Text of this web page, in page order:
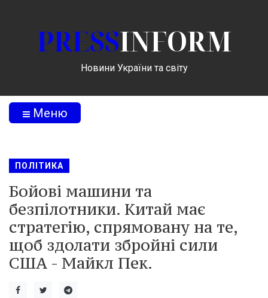
PRESSINFORM
Новини України та світу
Меню
ПОЛІТИКА
Бойові машини та
безпілотники. Китай має
стратегію, спрямовану на те,
щоб здолати збройні сили
США - Майкл Пек.